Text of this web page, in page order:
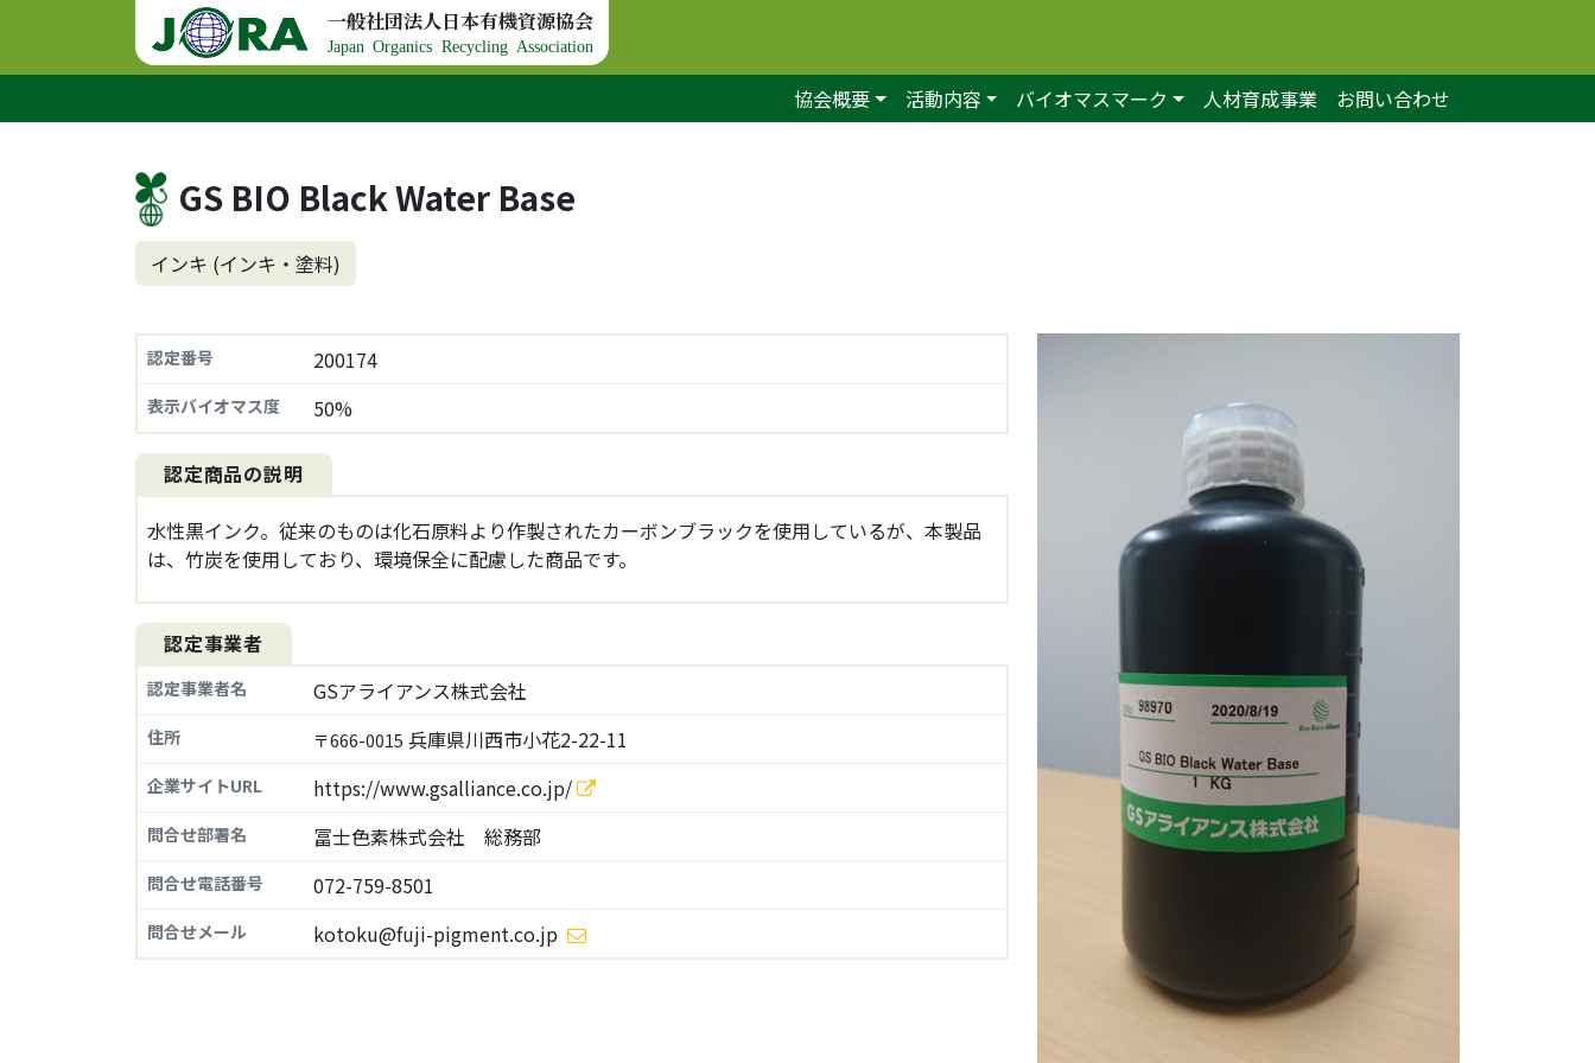
コンテンツへスキップ
メインナビゲーション
一般社団法人日本有機資源協会
Japan Organics Recycling Association
協会概要 活動内容 バイオマスマーク 人材育成事業 お問い合わせ
GS BIO Black Water Base
インキ (インキ・塗料)
認定番号 200174
表示バイオマス度 50%
認定商品の説明
水性黒インク。従来のものは化石原料より作製されたカーボンブラックを使用しているが、本製品
は、竹炭を使用しており、環境保全に配慮した商品です。
認定事業者
認定事業者名 GSアライアンス株式会社
住所 〒666-0015 兵庫県川西市小花2-22-11
企業サイトURL https://www.gsalliance.co.jp/
問合せ部署名 冨士色素株式会社 総務部
問合せ電話番号 072-759-8501
問合せメール kotoku@fuji-pigment.co.jp